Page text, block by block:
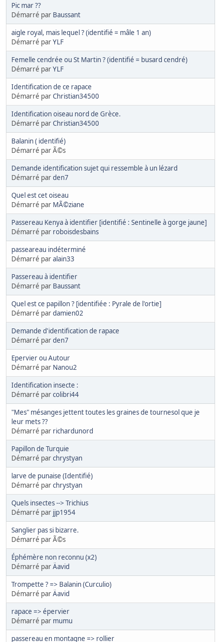
Pic mar ??
Démarré par Baussant
aigle royal, mais lequel ? (identifié = mâle 1 an)
Démarré parYLF
Femelle cendrée ou St Martin ? (identifié = busard cendré)
Démarré parYLF
Identification de ce rapace
Démarré parChristian34500
Identification oiseau nord de Grèce.
Démarré parChristian34500
Balanin ( identifié)
Démarré par Ã©s
Demande identification sujet qui ressemble à un lézard
Démarré parden7
Quel est cet oiseau
Démarré par MÃ©ziane
Passereau Kenya à identifier [identifié : Sentinelle à gorge jaune]
Démarré par roboisdesbains
passeareau indéterminé
Démarré paralain33
Passereau à identifier
Démarré par Baussant
Quel est ce papillon ? [identifiée : Pyrale de l'ortie]
Démarré pardamien02
Demande d'identification de rapace
Démarré parden7
Epervier ou Autour
Démarré par Nanou2
Identification insecte :
Démarré parcolibri44
"Mes" mésanges jettent toutes les graines de tournesol que je
leur mets ??
Démarré par richardunord
Papillon de Turquie
Démarré parchrystyan
larve de punaise (Identifié)
Démarré parchrystyan
Quels insectes --> Trichius
Démarré par jjp1954
Sanglier pas si bizarre.
Démarré par Ã©s
Éphémère non reconnu (x2)
Démarré parÄavid
Trompette ? => Balanin (Curculio)
Démarré parÄavid
rapace => épervier
Démarré par mumu
passereau en montagne => rollier